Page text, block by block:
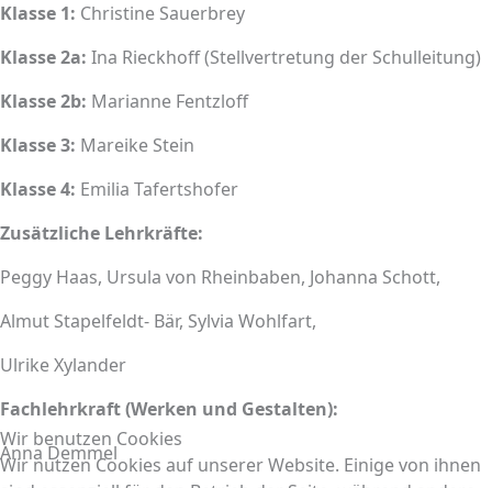
Klasse 1: Christine Sauerbrey
Klasse 2a: Ina Rieckhoff (Stellvertretung der Schulleitung)
Klasse 2b: Marianne Fentzloff
Klasse 3: Mareike Stein
Klasse 4: Emilia Tafertshofer
Zusätzliche Lehrkräfte:
Peggy Haas, Ursula von Rheinbaben, Johanna Schott,
Almut Stapelfeldt- Bär, Sylvia Wohlfart,
Ulrike Xylander
Fachlehrkraft (Werken und Gestalten):
Anna Demmel
Wir benutzen Cookies
Wir nutzen Cookies auf unserer Website. Einige von ihnen